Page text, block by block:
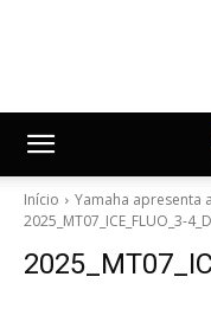
Início
Yamaha apresenta
2025_MT07_ICE_FLUO_3-